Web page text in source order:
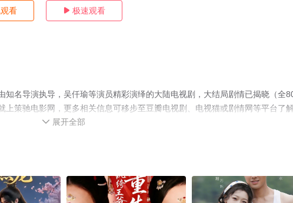
看  极速观看
名导演执导，吴仟瑜等演员精彩演绎的大陆电视剧，大结局剧情已揭晓（全
策驰电影网，更多相关信息可移步至豆瓣电视剧、电视猫或剧情网等平台了解
 展开全部